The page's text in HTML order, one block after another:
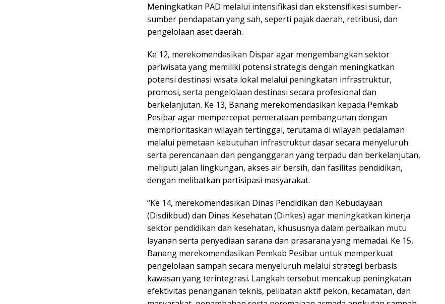
Meningkatkan PAD melalui intensifikasi dan ekstensifikasi sumber-
sumber pendapatan yang sah, seperti pajak daerah, retribusi, dan
pengelolaan aset daerah.
Ke 12, merekomendasikan Dispar agar mengembangkan sektor
pariwisata yang memiliki potensi strategis dengan meningkatkan
potensi destinasi wisata lokal melalui peningkatan infrastruktur,
promosi, serta pengelolaan destinasi secara profesional dan
berkelanjutan. Ke 13, Banang merekomendasikan kepada Pemkab
Pesibar agar mempercepat pemerataan pembangunan dengan
memprioritaskan wilayah tertinggal, terutama di wilayah pedalaman
melalui pemetaan kebutuhan infrastruktur dasar secara menyeluruh
serta perencanaan dan penganggaran yang terpadu dan berkelanjutan,
meliputi jalan lingkungan, akses air bersih, dan fasilitas pendidikan,
dengan melibatkan partisipasi masyarakat.
“Ke 14, merekomendasikan Dinas Pendidikan dan Kebudayaan
(Disdikbud) dan Dinas Kesehatan (Dinkes) agar meningkatkan kinerja
sektor pendidikan dan kesehatan, khususnya dalam perbaikan mutu
layanan serta penyediaan sarana dan prasarana yang memadai. Ke 15,
Banang merekomendasikan Pemkab Pesibar untuk memperkuat
pengelolaan sampah secara menyeluruh melalui strategi berbasis
kawasan yang terintegrasi. Langkah tersebut mencakup peningkatan
efektivitas penanganan teknis, pelibatan aktif pekon, kecamatan, dan